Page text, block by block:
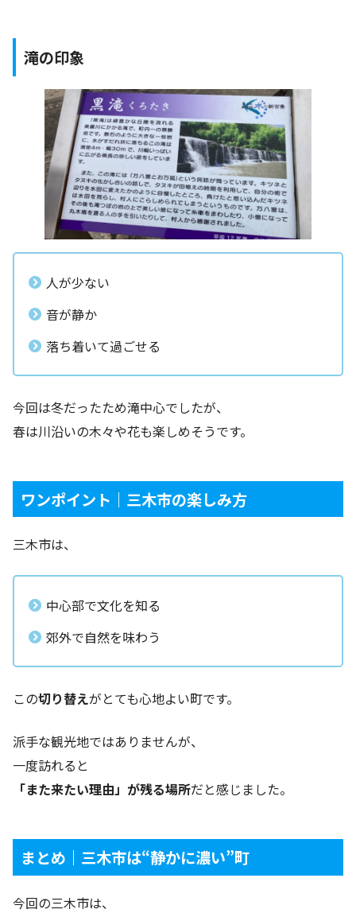
滝の印象
人が少ない
音が静か
落ち着いて過ごせる
今回は冬だったため滝中心でしたが、
春は川沿いの木々や花も楽しめそうです。
ワンポイント｜三木市の楽しみ方
三木市は、
中心部で文化を知る
郊外で自然を味わう
この切り替えがとても心地よい町です。
派手な観光地ではありませんが、
一度訪れると
「また来たい理由」が残る場所だと感じました。
まとめ｜三木市は“静かに濃い”町
今回の三木市は、